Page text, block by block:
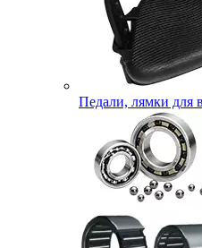
Педали, лямки для